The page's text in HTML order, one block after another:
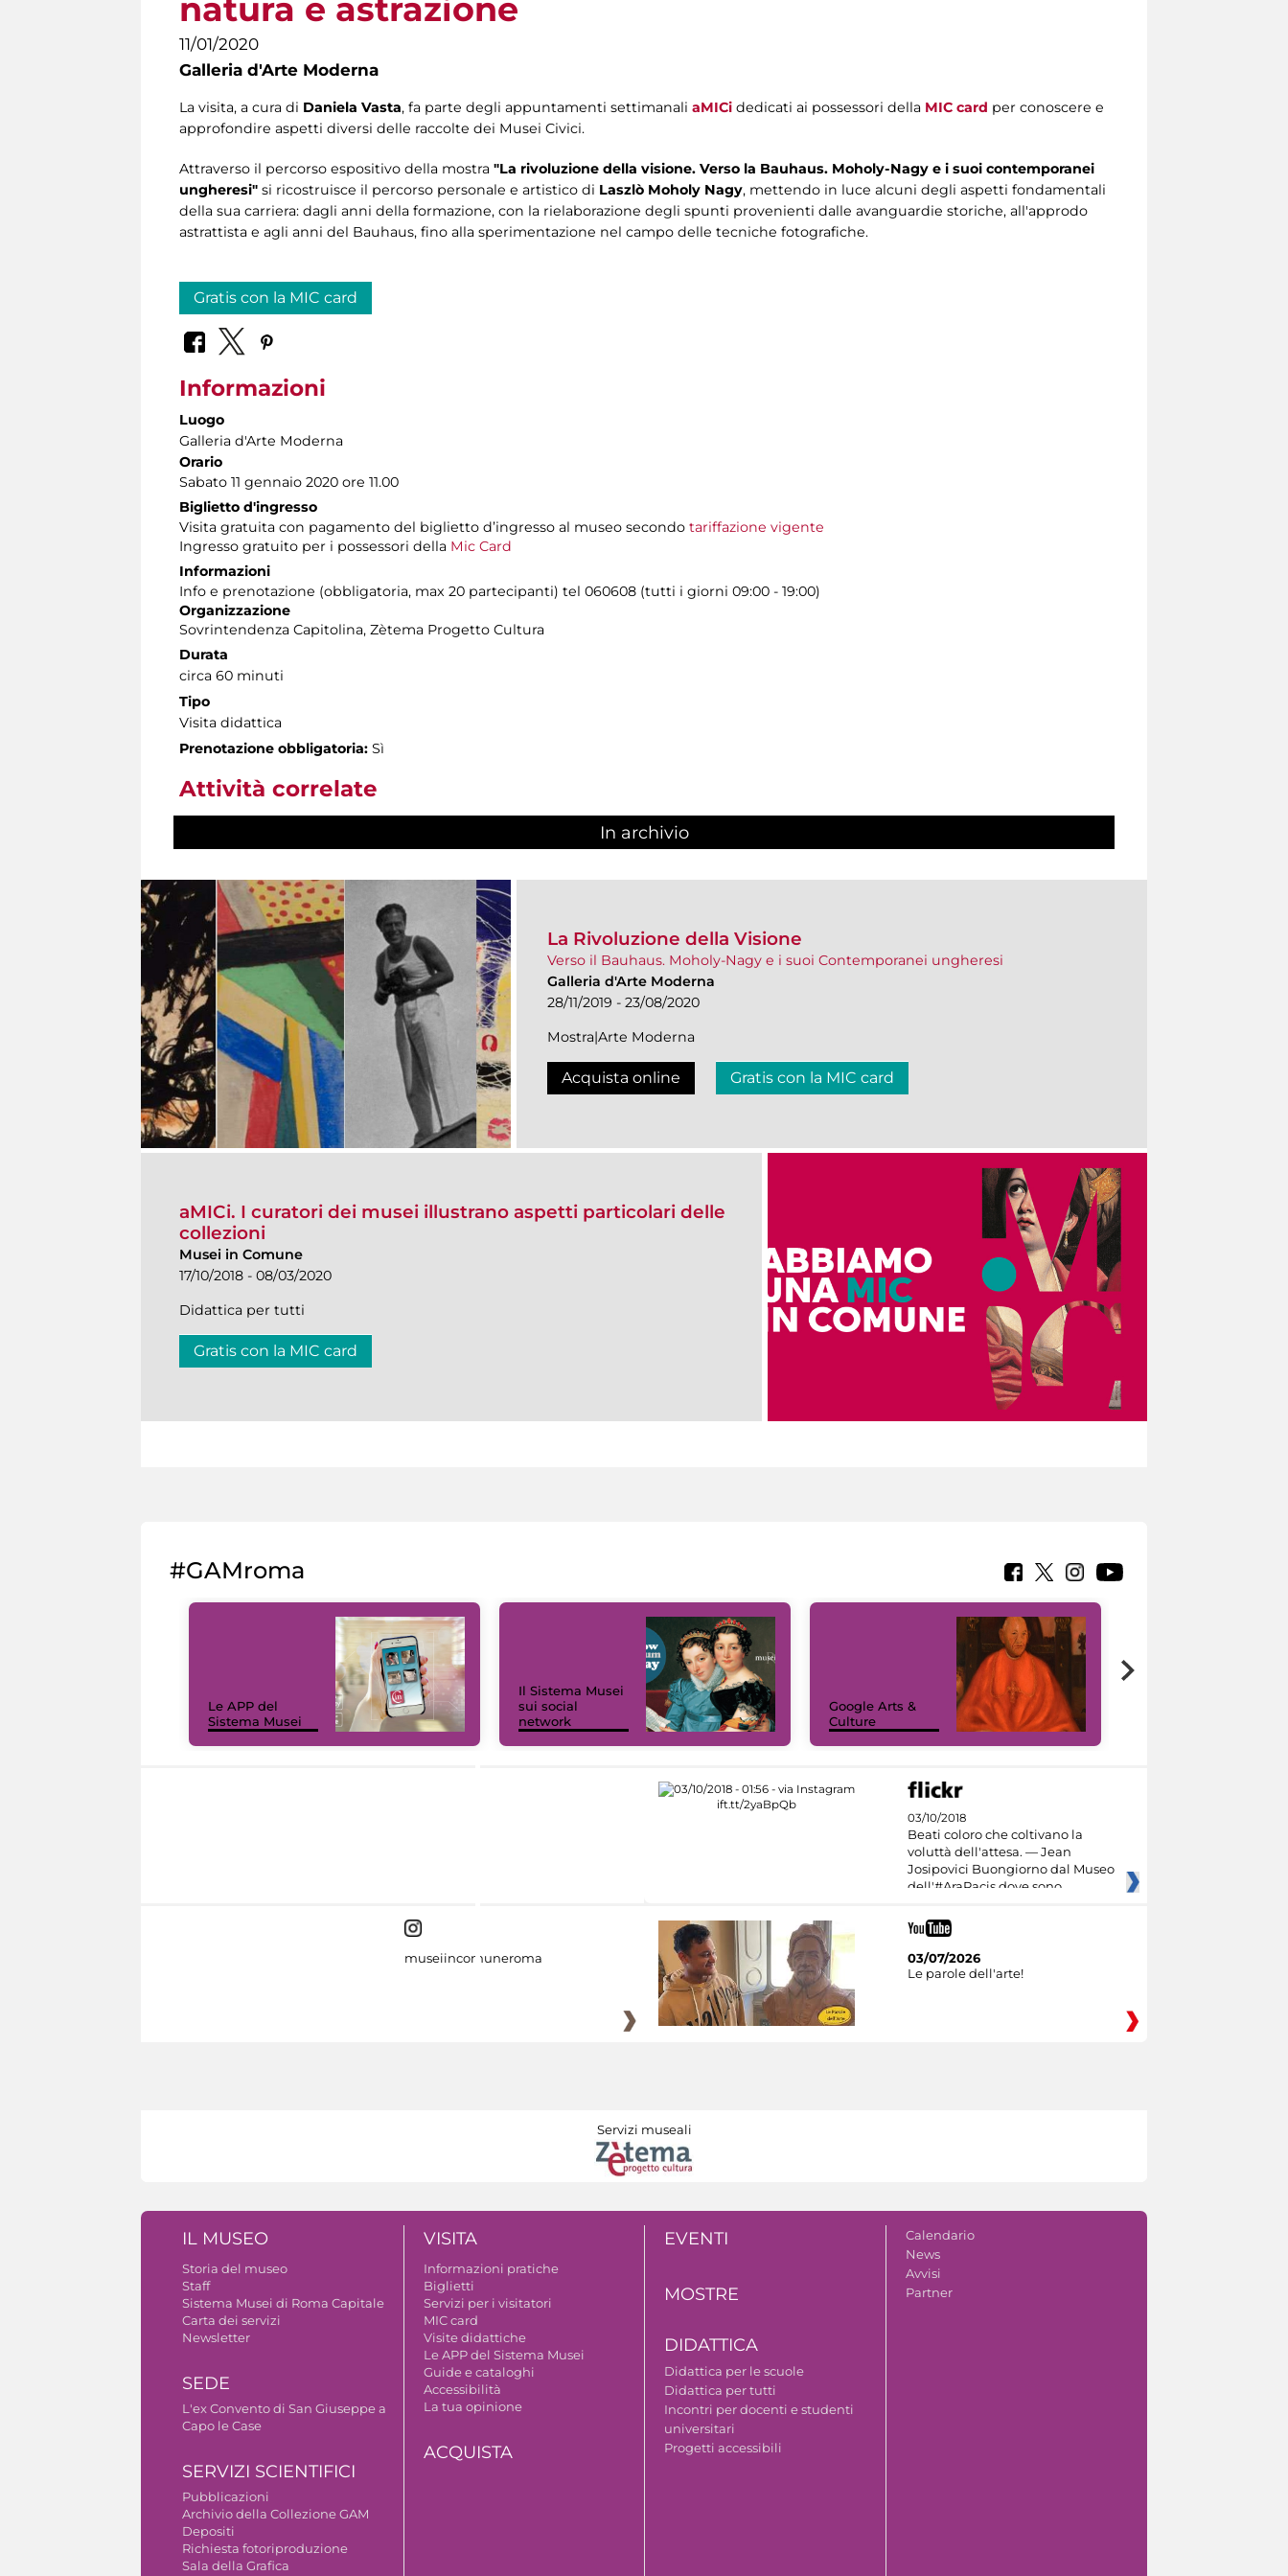
natura e astrazione
11/01/2020
Galleria d'Arte Moderna
La visita, a cura di Daniela Vasta, fa parte degli appuntamenti settimanali aMICi dedicati ai possessori della MIC card per conoscere e
approfondire aspetti diversi delle raccolte dei Musei Civici.
Attraverso il percorso espositivo della mostra "La rivoluzione della visione. Verso la Bauhaus. Moholy-Nagy e i suoi contemporanei
ungheresi" si ricostruisce il percorso personale e artistico di Laszlò Moholy Nagy, mettendo in luce alcuni degli aspetti fondamentali
della sua carriera: dagli anni della formazione, con la rielaborazione degli spunti provenienti dalle avanguardie storiche, all'approdo
astrattista e agli anni del Bauhaus, fino alla sperimentazione nel campo delle tecniche fotografiche.
Gratis con la MIC card
Informazioni
Luogo
Galleria d'Arte Moderna
Orario
Sabato 11 gennaio 2020 ore 11.00
Biglietto d'ingresso
Visita gratuita con pagamento del biglietto d’ingresso al museo secondo tariffazione vigente
Ingresso gratuito per i possessori della Mic Card
Informazioni
Info e prenotazione (obbligatoria, max 20 partecipanti) tel 060608 (tutti i giorni 09:00 - 19:00)
Organizzazione
Sovrintendenza Capitolina, Zètema Progetto Cultura
Durata
circa 60 minuti
Tipo
Visita didattica
Prenotazione obbligatoria: Sì
Attività correlate
In archivio
La Rivoluzione della Visione
Verso il Bauhaus. Moholy-Nagy e i suoi Contemporanei ungheresi
Galleria d'Arte Moderna
28/11/2019 - 23/08/2020
Mostra|Arte Moderna
Acquista online Gratis con la MIC card
aMICi. I curatori dei musei illustrano aspetti particolari delle
collezioni
Musei in Comune
17/10/2018 - 08/03/2020
Didattica per tutti
Gratis con la MIC card
#GAMroma
Le APP del
Sistema Musei
Il Sistema Musei
sui social
network
Google Arts &
Culture
03/10/2018
Beati coloro che coltivano la
voluttà dell'attesa. — Jean
Josipovici Buongiorno dal Museo
dell'#AraPacis dove sono
museiincomuneroma
03/07/2026
Le parole dell'arte!
Servizi museali
IL MUSEO
Storia del museo
Staff
Sistema Musei di Roma Capitale
Carta dei servizi
Newsletter
SEDE
L'ex Convento di San Giuseppe a
Capo le Case
SERVIZI SCIENTIFICI
Pubblicazioni
Archivio della Collezione GAM
Depositi
Richiesta fotoriproduzione
Sala della Grafica
VISITA
Informazioni pratiche
Biglietti
Servizi per i visitatori
MIC card
Visite didattiche
Le APP del Sistema Musei
Guide e cataloghi
Accessibilità
La tua opinione
ACQUISTA
EVENTI
MOSTRE
DIDATTICA
Didattica per le scuole
Didattica per tutti
Incontri per docenti e studenti
universitari
Progetti accessibili
Calendario
News
Avvisi
Partner